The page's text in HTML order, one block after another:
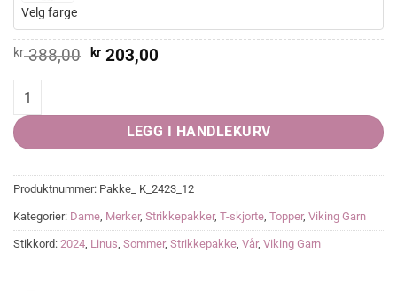
Velg farge
kr388,00 Opprinnelig
kr203,00Nåværende
Belina Topp quantity
LEGG I HANDLEKURV
Produktnummer: Pakke_ K_2423_12
Kategorier: Dame Merker, Strikkepakker, T-skjorte Topper, Viking Garn
Stikkord: 2024 Linus Sommer, Strikkepakke Vår, Viking Garn